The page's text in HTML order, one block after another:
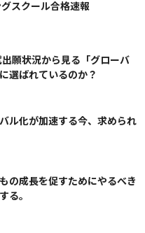
スクール合格速報
願状況から見る「グローバ
選ばれているのか？
ル化が加速する今、求められ
の成長を促すためにやるべき
る。